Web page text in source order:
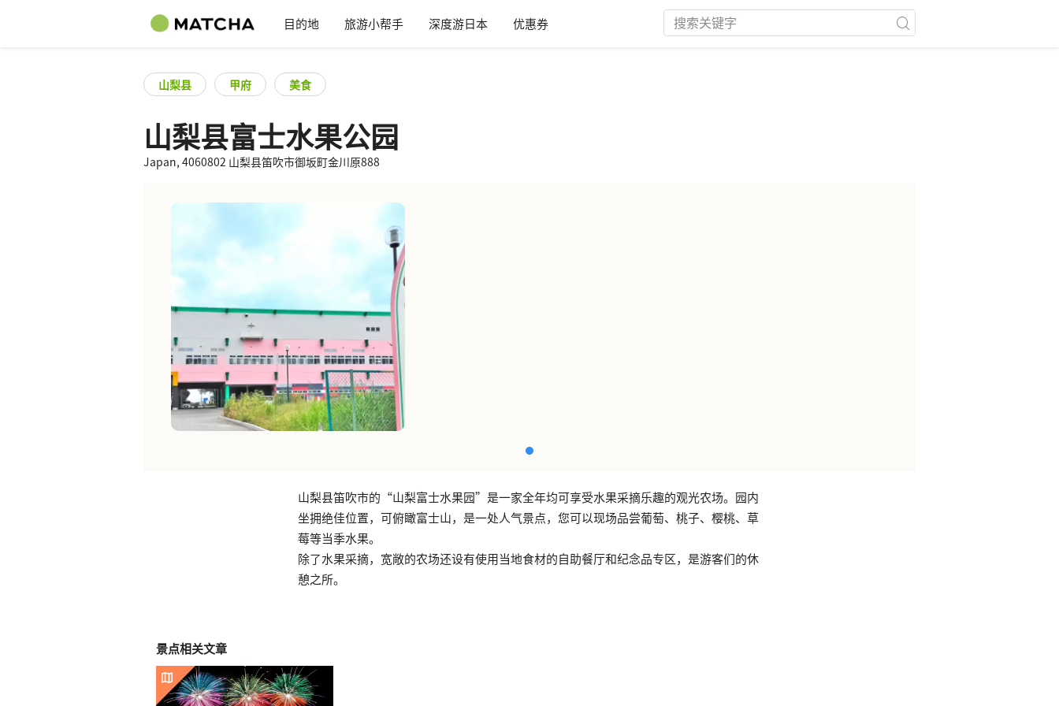
目的地 旅游小帮手 深度游日本 优惠券
山梨县 甲府 美食
山梨县富士水果公园
Japan, 4060802 山梨县笛吹市御坂町金川原888
山梨县笛吹市的“山梨富士水果园”是一家全年均可享受水果采摘乐趣的观光农场。园内
坐拥绝佳位置，可俯瞰富士山，是一处人气景点，您可以现场品尝葡萄、桃子、樱桃、草
莓等当季水果。
除了水果采摘，宽敞的农场还设有使用当地食材的自助餐厅和纪念品专区，是游客们的休
憩之所。
景点相关文章